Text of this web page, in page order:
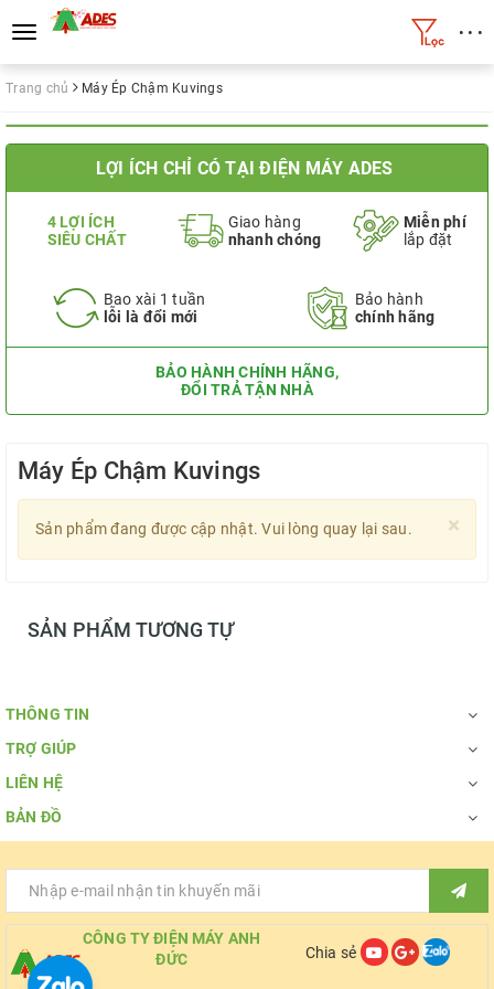
Toggle
navigation
• • •
Trang chủ Máy Ép Chậm Kuvings
LỢI ÍCH CHỈ CÓ TẠI ĐIỆN MÁY ADES
4 LỢI ÍCH
SIÊU CHẤT
Giao hàng
nhanh chóng
Miễn phí
lắp đặt
Bao xài 1 tuần
lỗi là đổi mới
Bảo hành
chính hãng
BẢO HÀNH CHÍNH HÃNG,
ĐỔI TRẢ TẬN NHÀ
Máy Ép Chậm Kuvings
×
Sản phẩm đang được cập nhật. Vui lòng quay lại sau.
SẢN PHẨM TƯƠNG TỰ
THÔNG TIN
TRỢ GIÚP
LIÊN HỆ
BẢN ĐỒ
CÔNG TY ĐIỆN MÁY ANH
ĐỨC
Chia sẻ